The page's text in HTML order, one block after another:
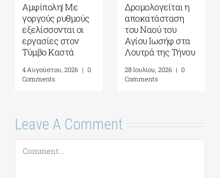
Αμφίπολη| Με
γοργούς ρυθμούς
εξελίσσονται οι
εργασίες στον
Τύμβο Καστά
4 Αυγούστου, 2026 | 0
Comments
Δρομολογείται η
αποκατάσταση
του Ναού του
Αγίου Ιωσήφ στα
Λουτρά της Τήνου
28 Ιουλίου, 2026 | 0
Comments
Leave A Comment
Comment